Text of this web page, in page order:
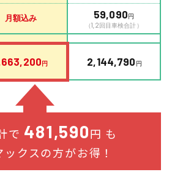
月額込み 59,090円
（1,2回目車検合計）
円 2,144,790 円
で 481,590円 も
クスの方がお得！